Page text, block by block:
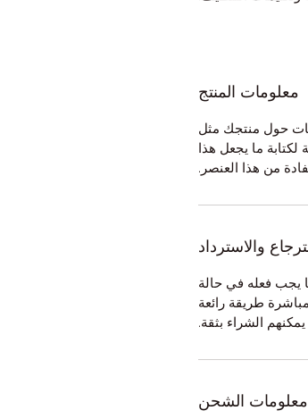
معلومات المنتج
حول منتجك مثل
لكتابة ما يجعل هذا
من هذا العنصر.
والاسترداد
يجب فعله في حالة
طريقة رائعة
يمكنهم الشراء بثقة.
معلومات الشحن